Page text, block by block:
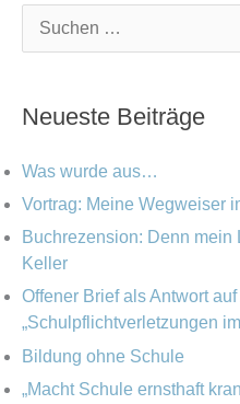
e
n
n
a
c
Neueste Beiträge
Was wurde aus…
Vortrag: Meine Wegweiser
Buchrezension: Denn
Keller
Offener Brief als Antwort auf
„Schulpflichtverletzungen
Bildung ohne Schule
„Macht Schule ernsthaft
a
e
i
e
n
r
h